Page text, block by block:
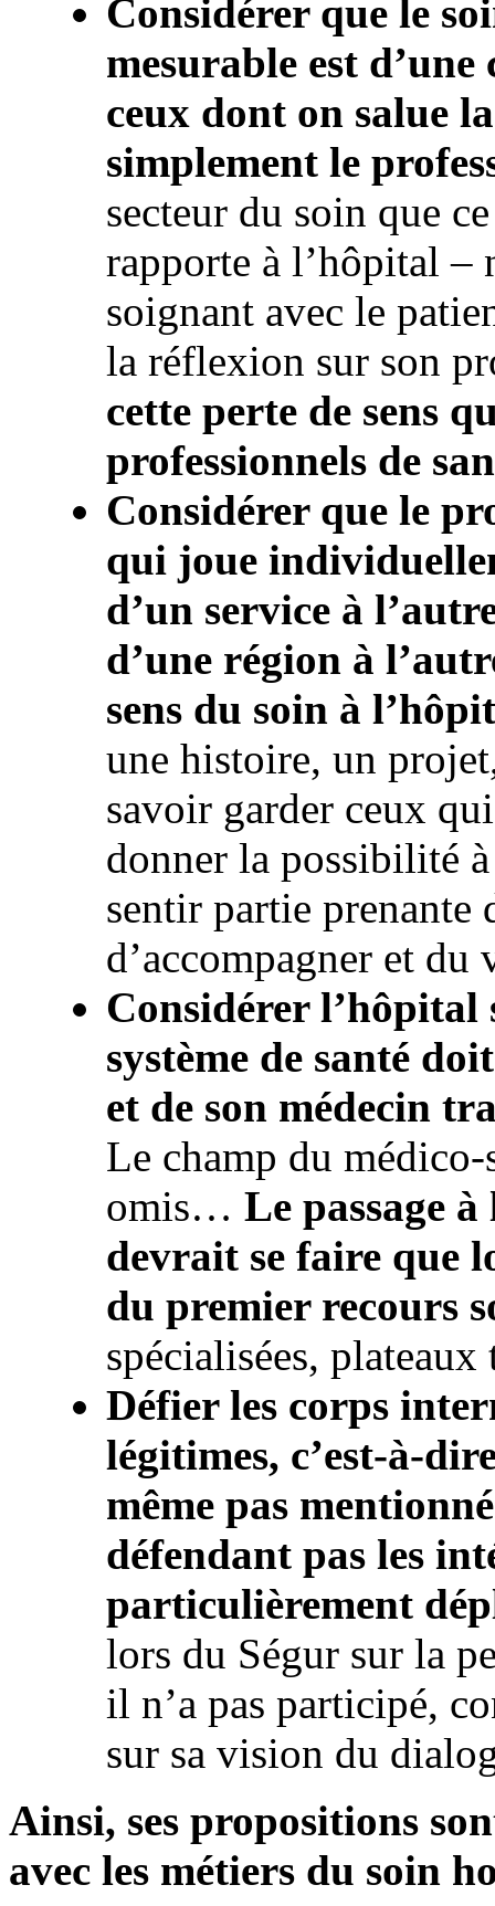
Considérer que le
mesurable est
ceux dont on salue
simplement le
secteur du soin que
rapporte à l’hôpital –
soignant avec le
la réflexion sur son
cette perte de sens
professionnels de
Considérer que le
qui joue
d’un service à
d’une région à
sens du soin à
une histoire, un
savoir garder ceux
donner la possibilité
sentir partie prenante
d’accompagner et du
Considérer l’hôpital
système de santé
et de son médecin
Le champ du
omis… Le passage
devrait se faire que
du premier recours
spécialisées,
Défier les corps
légitimes, c’est-à-
même pas
défendant pas les
particulièrement
lors du Ségur sur la
il n’a pas participé,
sur sa vision du
Ainsi, ses propositions
avec les métiers du soin